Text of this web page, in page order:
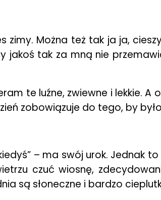
Można też tak ja ja,
jakoś tak za mną nie
te luźne, zwiewne i lekkie. A
zobowiązuje do tego, by
– ma swój urok. Jednak
czuć wiosnę,
są słoneczne i bardzo